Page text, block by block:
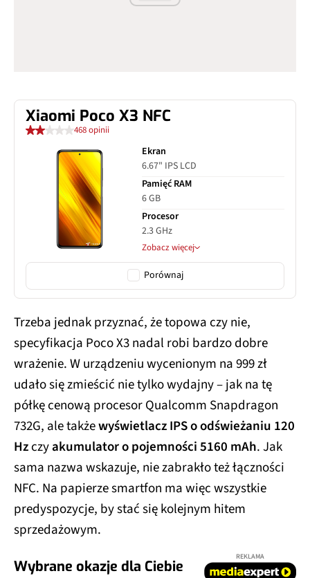
Xiaomi Poco X3 NFC
468 opinii
Ekran
6.67" IPS LCD
Pamięć RAM
6 GB
Procesor
2.3 GHz
Zobacz więcej
Porównaj
Trzeba jednak przyznać, że topowa czy nie,
specyfikacja Poco X3 nadal robi bardzo dobre
wrażenie. W urządzeniu wycenionym na 999 zł
udało się zmieścić nie tylko wydajny – jak na tę
półkę cenową procesor Qualcomm Snapdragon
732G, ale takżewyświetlacz IPS o odświeżaniu 120
Hzczyakumulator o pojemności 5160 mAh. Jak
sama nazwa wskazuje, nie zabrakło też łączności
NFC. Na papierze smartfon ma więc wszystkie
predyspozycje, by stać się kolejnym hitem
sprzedażowym.
Wybrane okazje dla Ciebie
REKLAMA